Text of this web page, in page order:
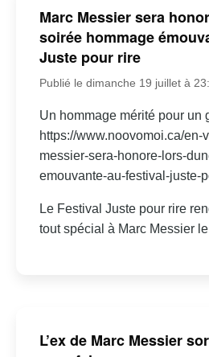
Marc Messier sera
soirée hommage
Juste pour rire
Publié le dimanche 19 juillet à
Un hommage mérité pour un
https://www.noovomoi.ca/en-
messier-sera-honore-lors-
emouvante-au-festival-juste-
Le Festival Juste pour rire
tout spécial à Marc Messier
L’ex de Marc Messier